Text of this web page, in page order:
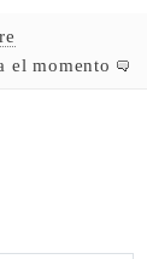
el momento